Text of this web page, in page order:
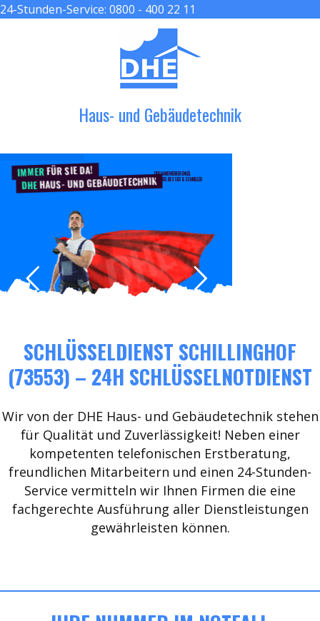
24-Stunden-Service: 0800 - 400 22 11
Haus- und Gebäudetechnik
IMMERFÜR SIE DA!
DHEHAUS- UND GEBÄUDETECHNIK
DER HANDWERKER ENGEL
GRÖßER, BESSER & SCHNELLER
SCHLÜSSELDIENST SCHILLINGHOF
(73553) – 24H SCHLÜSSELNOTDIENST
Wir von der DHE Haus- und Gebäudetechnik stehen
für Qualität und Zuverlässigkeit! Neben einer
kompetenten telefonischen Erstberatung,
freundlichen Mitarbeitern und einen 24-Stunden-
Service vermitteln wir Ihnen Firmen die eine
fachgerechte Ausführung aller Dienstleistungen
gewährleisten können.